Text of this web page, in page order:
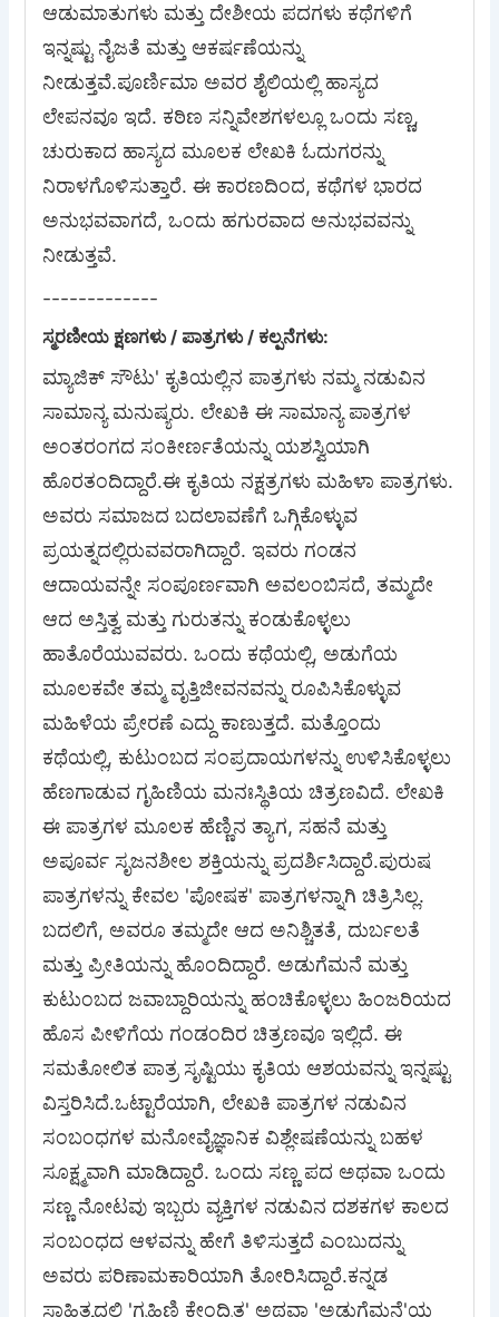
ಆಡುಮಾತುಗಳು ಮತ್ತು ದೇಶೀಯ ಪದಗಳು ಕಥೆಗಳಿಗೆ
ಇನ್ನಷ್ಟು ನೈಜತೆ ಮತ್ತು ಆಕರ್ಷಣೆಯನ್ನು
ನೀಡುತ್ತವೆ.ಪೂರ್ಣಿಮಾ ಅವರ ಶೈಲಿಯಲ್ಲಿ ಹಾಸ್ಯದ
ಲೇಪನವೂ ಇದೆ. ಕಠಿಣ ಸನ್ನಿವೇಶಗಳಲ್ಲೂ ಒಂದು ಸಣ್ಣ,
ಚುರುಕಾದ ಹಾಸ್ಯದ ಮೂಲಕ ಲೇಖಕಿ ಓದುಗರನ್ನು
ನಿರಾಳಗೊಳಿಸುತ್ತಾರೆ. ಈ ಕಾರಣದಿಂದ, ಕಥೆಗಳ ಭಾರದ
ಅನುಭವವಾಗದೆ, ಒಂದು ಹಗುರವಾದ ಅನುಭವವನ್ನು
ನೀಡುತ್ತವೆ.
-------------
ಸ್ಮರಣೀಯ ಕ್ಷಣಗಳು / ಪಾತ್ರಗಳು / ಕಲ್ಪನೆಗಳು:
ಮ್ಯಾಜಿಕ್ ಸೌಟು' ಕೃತಿಯಲ್ಲಿನ ಪಾತ್ರಗಳು ನಮ್ಮ ನಡುವಿನ
ಸಾಮಾನ್ಯ ಮನುಷ್ಯರು. ಲೇಖಕಿ ಈ ಸಾಮಾನ್ಯ ಪಾತ್ರಗಳ
ಅಂತರಂಗದ ಸಂಕೀರ್ಣತೆಯನ್ನು ಯಶಸ್ವಿಯಾಗಿ
ಹೊರತಂದಿದ್ದಾರೆ.ಈ ಕೃತಿಯ ನಕ್ಷತ್ರಗಳು ಮಹಿಳಾ ಪಾತ್ರಗಳು.
ಅವರು ಸಮಾಜದ ಬದಲಾವಣೆಗೆ ಒಗ್ಗಿಕೊಳ್ಳುವ
ಪ್ರಯತ್ನದಲ್ಲಿರುವವರಾಗಿದ್ದಾರೆ. ಇವರು ಗಂಡನ
ಆದಾಯವನ್ನೇ ಸಂಪೂರ್ಣವಾಗಿ ಅವಲಂಬಿಸದೆ, ತಮ್ಮದೇ
ಆದ ಅಸ್ತಿತ್ವ ಮತ್ತು ಗುರುತನ್ನು ಕಂಡುಕೊಳ್ಳಲು
ಹಾತೊರೆಯುವವರು. ಒಂದು ಕಥೆಯಲ್ಲಿ, ಅಡುಗೆಯ
ಮೂಲಕವೇ ತಮ್ಮ ವೃತ್ತಿಜೀವನವನ್ನು ರೂಪಿಸಿಕೊಳ್ಳುವ
ಮಹಿಳೆಯ ಪ್ರೇರಣೆ ಎದ್ದು ಕಾಣುತ್ತದೆ. ಮತ್ತೊಂದು
ಕಥೆಯಲ್ಲಿ, ಕುಟುಂಬದ ಸಂಪ್ರದಾಯಗಳನ್ನು ಉಳಿಸಿಕೊಳ್ಳಲು
ಹೆಣಗಾಡುವ ಗೃಹಿಣಿಯ ಮನಃಸ್ಥಿತಿಯ ಚಿತ್ರಣವಿದೆ. ಲೇಖಕಿ
ಈ ಪಾತ್ರಗಳ ಮೂಲಕ ಹೆಣ್ಣಿನ ತ್ಯಾಗ, ಸಹನೆ ಮತ್ತು
ಅಪೂರ್ವ ಸೃಜನಶೀಲ ಶಕ್ತಿಯನ್ನು ಪ್ರದರ್ಶಿಸಿದ್ದಾರೆ.ಪುರುಷ
ಪಾತ್ರಗಳನ್ನು ಕೇವಲ 'ಪೋಷಕ' ಪಾತ್ರಗಳನ್ನಾಗಿ ಚಿತ್ರಿಸಿಲ್ಲ.
ಬದಲಿಗೆ, ಅವರೂ ತಮ್ಮದೇ ಆದ ಅನಿಶ್ಚಿತತೆ, ದುರ್ಬಲತೆ
ಮತ್ತು ಪ್ರೀತಿಯನ್ನು ಹೊಂದಿದ್ದಾರೆ. ಅಡುಗೆಮನೆ ಮತ್ತು
ಕುಟುಂಬದ ಜವಾಬ್ದಾರಿಯನ್ನು ಹಂಚಿಕೊಳ್ಳಲು ಹಿಂಜರಿಯದ
ಹೊಸ ಪೀಳಿಗೆಯ ಗಂಡಂದಿರ ಚಿತ್ರಣವೂ ಇಲ್ಲಿದೆ. ಈ
ಸಮತೋಲಿತ ಪಾತ್ರ ಸೃಷ್ಟಿಯು ಕೃತಿಯ ಆಶಯವನ್ನು ಇನ್ನಷ್ಟು
ವಿಸ್ತರಿಸಿದೆ.ಒಟ್ಟಾರೆಯಾಗಿ, ಲೇಖಕಿ ಪಾತ್ರಗಳ ನಡುವಿನ
ಸಂಬಂಧಗಳ ಮನೋವೈಜ್ಞಾನಿಕ ವಿಶ್ಲೇಷಣೆಯನ್ನು ಬಹಳ
ಸೂಕ್ಷ್ಮವಾಗಿ ಮಾಡಿದ್ದಾರೆ. ಒಂದು ಸಣ್ಣ ಪದ ಅಥವಾ ಒಂದು
ಸಣ್ಣ ನೋಟವು ಇಬ್ಬರು ವ್ಯಕ್ತಿಗಳ ನಡುವಿನ ದಶಕಗಳ ಕಾಲದ
ಸಂಬಂಧದ ಆಳವನ್ನು ಹೇಗೆ ತಿಳಿಸುತ್ತದೆ ಎಂಬುದನ್ನು
ಅವರು ಪರಿಣಾಮಕಾರಿಯಾಗಿ ತೋರಿಸಿದ್ದಾರೆ.ಕನ್ನಡ
ಸಾಹಿತ್ಯದಲ್ಲಿ 'ಗೃಹಿಣಿ ಕೇಂದ್ರಿತ' ಅಥವಾ 'ಅಡುಗೆಮನೆ'ಯ